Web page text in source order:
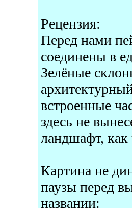
Рецензия:
Перед нами
соединены в
Зелёные
встроенные
здесь не
ландшафт, как
Картина не
паузы перед
названии: